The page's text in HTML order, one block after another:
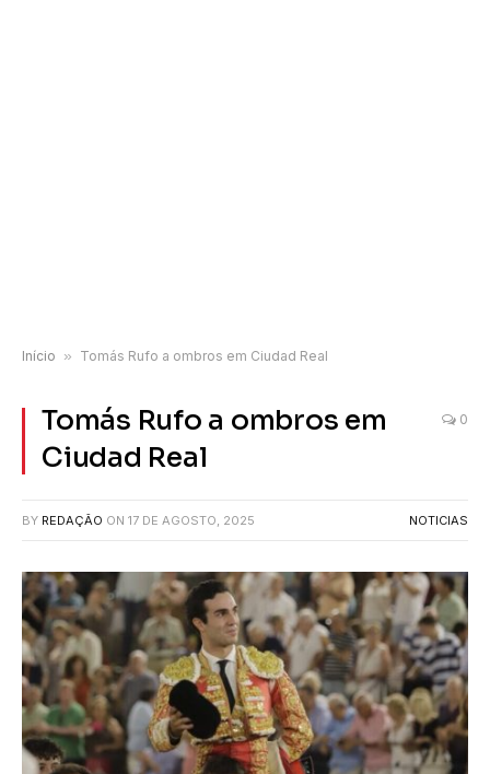
Início » Tomás Rufo a ombros em Ciudad Real
Tomás Rufo a ombros em
Ciudad Real
0
BY REDAÇÃO ON 17 DE AGOSTO, 2025 NOTICIAS